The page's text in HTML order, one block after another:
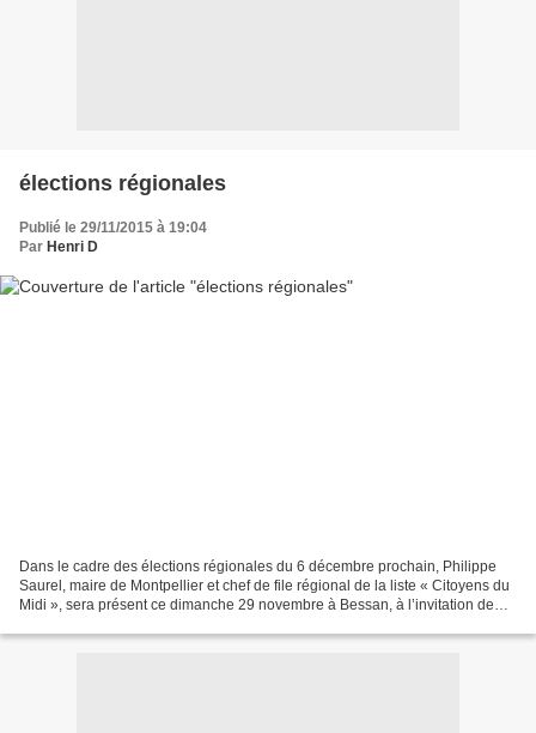
élections régionales
Publié le 29/11/2015 à 19:04
Par Henri D
Dans le cadre des élections régionales du 6 décembre prochain, Philippe
Saurel, maire de Montpellier et chef de file régional de la liste « Citoyens du
Midi », sera présent ce dimanche 29 novembre à Bessan, à l’invitation de